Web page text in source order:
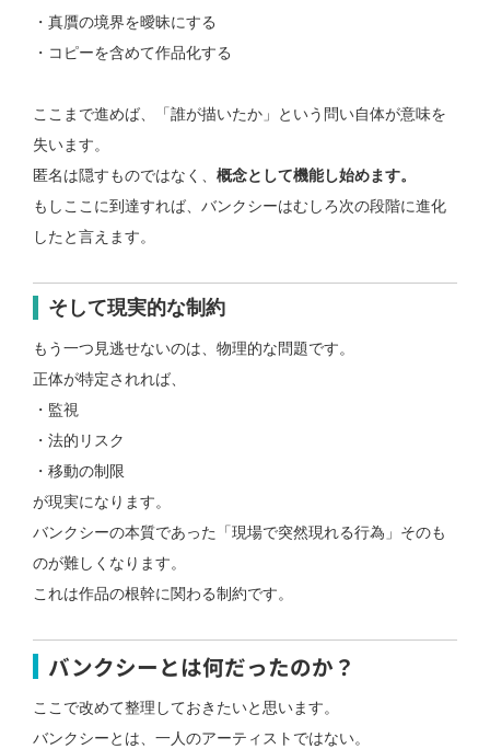
・真贋の境界を曖昧にする
・コピーを含めて作品化する
ここまで進めば、
「誰が描いたか」という問い自体が意味を
失います。
匿名は隠すものではなく、 概念として機能し始めます。
もしここに到達すれば、 バンクシーはむしろ次の段階に進化
したと言えます。
そして現実的な制約
もう一つ見逃せないのは、物理的な問題です。
正体が特定されれば、
・監視
・法的リスク
・移動の制限
が現実になります。
バンクシーの本質であった
「現場で突然現れる行為」そのも
のが難しくなります。
これは作品の根幹に関わる制約です。
バンクシーとは何だったのか？
ここで改めて整理しておきたいと思います。
バンクシーとは、 一人のアーティストではない。